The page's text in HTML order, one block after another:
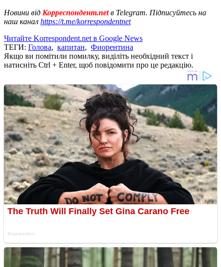
Новини від Корреспондент.netв Telegram. Підписуйтесь на
наш канал https://t.me/korrespondentnet
Читайте Korrespondent.net в Google News
ТЕГИ: Голова, капитан, Фиорентина
Якщо ви помітили помилку, виділіть необхідний текст і
натисніть Ctrl + Enter, щоб повідомити про це редакцію.